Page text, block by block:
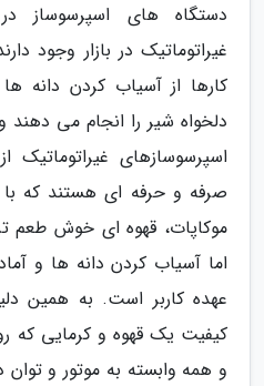
دستگاه های اسپرسوساز
غیراتوماتیک در بازار وجود
کارها از آسیاب کردن دانه
دلخواه شیر را انجام می دهند
اسپرسوسازهای
صرفه و حرفه ای هستند که با
موکاپات، قهوه ای خوش طعم
اما آسیاب کردن دانه ها و
عهده کاربر است. به همین
کیفیت یک قهوه و کرمایی که
و همه وابسته به موتور و توان